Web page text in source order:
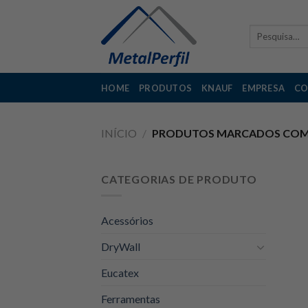
Pesquisar
HOME PRODUTOS KNAUF EMPRESA
INÍCIO / PRODUTOS MARCADOS
CATEGORIAS DE PRODUTO
Acessórios
DryWall
Eucatex
Ferramentas